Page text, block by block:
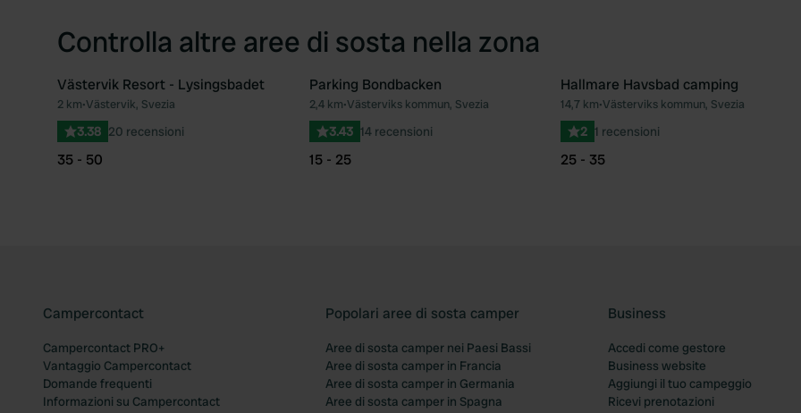
Controlla altre aree di sosta nella zona
Preferito
Västervik Resort - Lysingsbadet
2 km•Västervik, Svezia
3.38 20 recensioni
35 - 50
Preferito
Parking Bondbacken
2,4 km•Västerviks kommun, Svezia
3.43 14 recensioni
15 - 25
Hallmare Havsbad camping
14,7 km•Västerviks kommun, Svezia
2 1 recensioni
25 - 35
Campercontact
Campercontact PRO+
Vantaggio Campercontact
Domande frequenti
Informazioni su Campercontact
Popolari aree di sosta camper
Aree di sosta camper nei Paesi Bassi
Aree di sosta camper in Francia
Aree di sosta camper in Germania
Aree di sosta camper in Spagna
Business
Accedi come gestore
Business website
Aggiungi il tuo campeggio
Ricevi prenotazioni